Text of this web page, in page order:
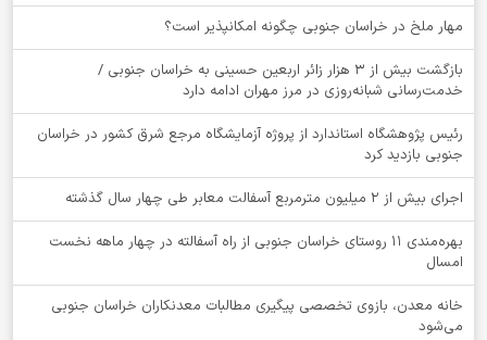
‌مهار ملخ در خراسان جنوبی چگونه امکانپذیر است؟
بازگشت بیش از ۳ هزار زائر اربعین حسینی به خراسان جنوبی /
خدمت‌رسانی شبانه‌روزی در مرز مهران ادامه دارد
رئیس پژوهشگاه استاندارد از پروژه آزمایشگاه مرجع شرق کشور در خراسان
جنوبی بازدید کرد
اجرای بیش از ۲ میلیون مترمربع آسفالت معابر طی چهار سال گذشته
بهره‌مندی ۱۱ روستای خراسان جنوبی از راه آسفالته در چهار ماهه نخست
امسال
خانه معدن، بازوی تخصصی پیگیری مطالبات معدنکاران خراسان جنوبی
می‌شود